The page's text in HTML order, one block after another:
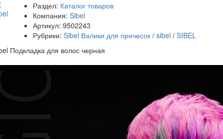
Раздел: Каталог товаров
Компания: Sibel
Артикул: 9502243
Рубрики: Sibel Валики для причесок / sibel / SIBEL
Подкладка для волос черная